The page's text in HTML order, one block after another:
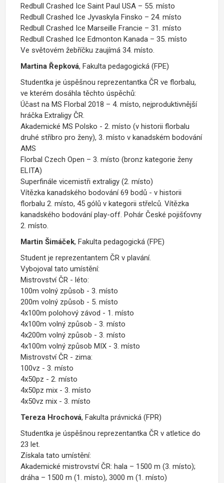
Redbull Crashed Ice Saint Paul USA – 55. místo
Redbull Crashed Ice Jyvaskyla Finsko – 24. místo
Redbull Crashed Ice Marseille Francie – 31. místo
Redbull Crashed Ice Edmonton Kanada – 35. místo
Ve světovém žebříčku zaujímá 34. místo.
Martina Řepková, Fakulta pedagogická (FPE)
Studentka je úspěšnou reprezentantka ČR ve florbalu,
ve kterém dosáhla těchto úspěchů:
Účast na MS Florbal 2018 – 4. místo, nejproduktivnější
hráčka Extraligy ČR.
Akademické MS Polsko - 2. místo (v historii florbalu
druhé stříbro pro ženy), 3. místo v kanadském bodování
AMS
Florbal Czech Open – 3. místo (bronz kategorie ženy
ELITA)
Superfinále vicemistři extraligy (2. místo)
Vítězka kanadského bodování 69 bodů - v historii
florbalu 2. místo, 45 gólů v kategorii střelců. Vítězka
kanadského bodování play-off. Pohár České pojišťovny
2. místo.
Martin Šimáček, Fakulta pedagogická (FPE)
Student je reprezentantem ČR v plavání.
Vybojoval tato umístění:
Mistrovství ČR - léto:
100m volný způsob - 3. místo
200m volný způsob - 5. místo
4x100m polohový závod - 1. místo
4x100m volný způsob - 3. místo
4x200m volný způsob - 3. místo
4x100m volný způsob MIX - 3. místo
Mistrovství ČR - zima:
100vz - 3. místo
4x50pz - 2. místo
4x50pz mix - 3. místo
4x50vz mix - 3. místo
Tereza Hrochová, Fakulta právnická (FPR)
Studentka je úspěšnou reprezentantka ČR v atletice do
23 let.
Získala tato umístění:
Akademické mistrovství ČR: hala – 1500 m (3. místo);
dráha – 1500 m (1. místo), 3000 m (1. místo)